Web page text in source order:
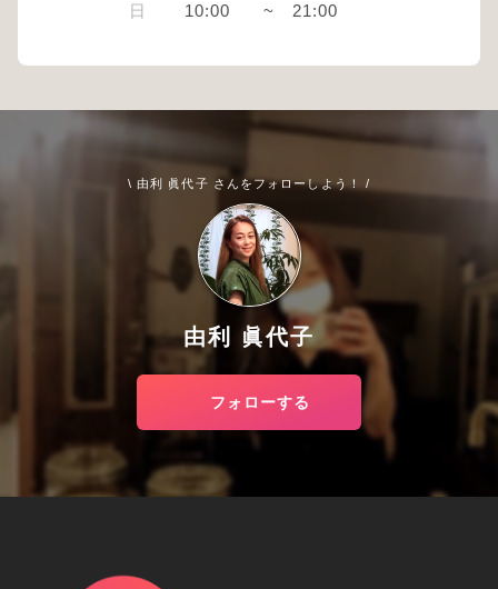
日 10:00 ~ 21:00
\ 由利 眞代子 さんをフォローしよう！ /
由利 眞代子
フォローする